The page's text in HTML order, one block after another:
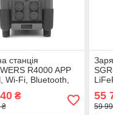
станція
R4000 APP
Wi-Fi, Bluetooth,
3456Wh LiFePO4
MPPT 3000w
₴
₴
55
59